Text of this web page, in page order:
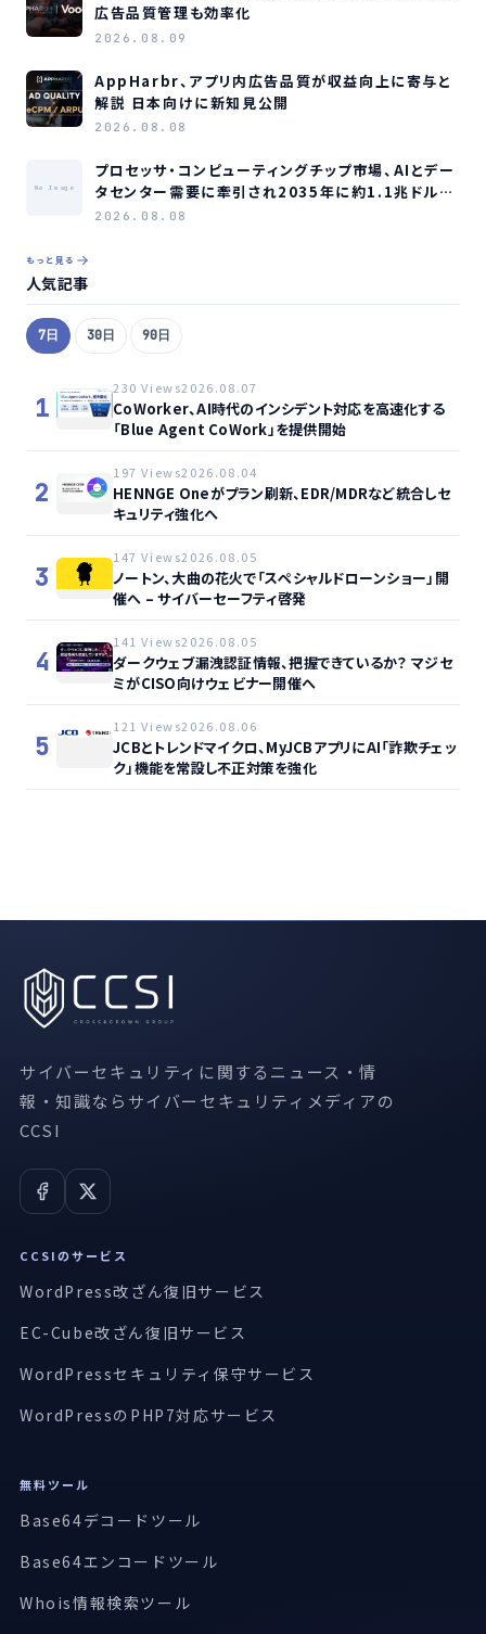
広告品質管理も効率化
2026.08.09
AppHarbr、アプリ内広告品質が収益向上に寄与と
解説 日本向けに新知見公開
2026.08.08
No Image
プロセッサ・コンピューティングチップ市場、AIとデー
タセンター需要に牽引され2035年に約1.1兆ドル規
模へ成長か
2026.08.08
もっと見る
人気記事
7日 30日 90日
1
230 Views2026.08.07
CoWorker、AI時代のインシデント対応を高速化する
「Blue Agent CoWork」を提供開始
2
197 Views2026.08.04
HENNGE Oneがプラン刷新、EDR/MDRなど統合しセ
キュリティ強化へ
3
147 Views2026.08.05
ノートン、大曲の花火で「スペシャルドローンショー」開
催へ – サイバーセーフティ啓発
4
141 Views2026.08.05
ダークウェブ漏洩認証情報、把握できているか？ マジセ
ミがCISO向けウェビナー開催へ
5
121 Views2026.08.06
JCBとトレンドマイクロ、MyJCBアプリにAI「詐欺チェッ
ク」機能を常設し不正対策を強化
サイバーセキュリティに関するニュース・情
報・知識ならサイバーセキュリティメディアの
CCSI
CCSIのサービス
WordPress改ざん復旧サービス
EC-Cube改ざん復旧サービス
WordPressセキュリティ保守サービス
WordPressのPHP7対応サービス
無料ツール
Base64デコードツール
Base64エンコードツール
Whois情報検索ツール